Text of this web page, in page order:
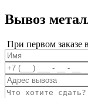
Вывоз
При первом заказе